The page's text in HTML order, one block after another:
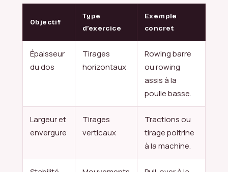
Objectif
Type
d’exercice
Exemple
concret
Épaisseur
du dos
Tirages
horizontaux
Rowing barre
ou rowing
assis à la
poulie basse.
Largeur et
envergure
Tirages
verticaux
Tractions ou
tirage poitrine
à la machine.